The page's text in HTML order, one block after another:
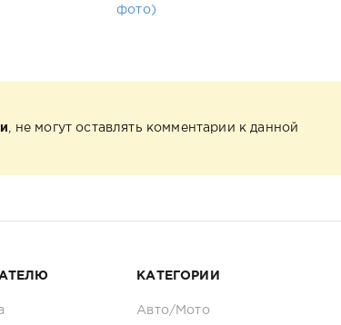
фото)
, не могут оставлять комментарии к данной
КАТЕГОРИИ
Авто/Мото